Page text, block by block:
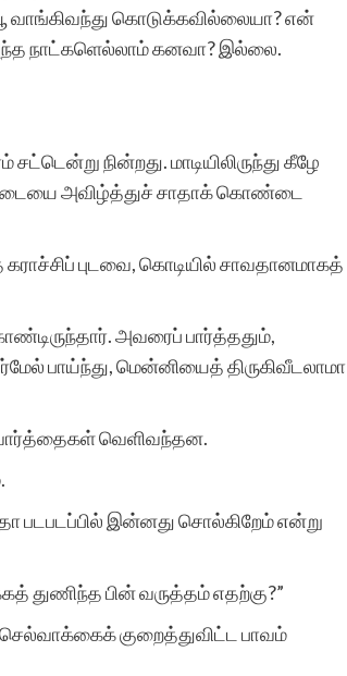
வாங்கிவந்து கொடுக்கவில்லையா? என்
நாட்களெல்லாம் கனவா? இல்லை.
நின்றது. மாடியிலிருந்து கீழே
அவிழ்த்துச் சாதாக் கொண்டை
புடவை, கொடியில் சாவதானமாகத்
அவரைப் பார்த்ததும்,
பாய்ந்து, மென்னியைத் திருகிவீடலாமா
வார்த்தைகள் வெளிவந்தன.
படபடப்பில் இன்னது சொல்கிறேம் என்று
துணிந்த பின் வருத்தம் எதற்கு?”
குறைத்துவிட்ட பாவம்